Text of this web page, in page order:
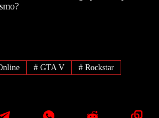
# GTA V # Rockstar